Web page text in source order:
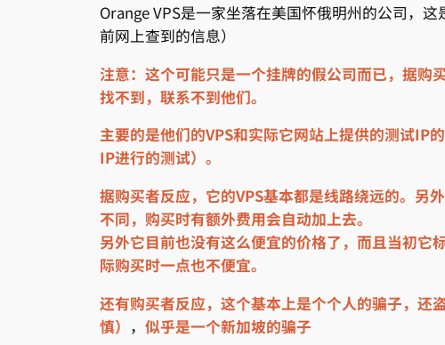
Orange VPS是一家坐落在美国怀俄明州的公司，
前网上查到的信息）
注意：这个可能只是一个挂牌的假公司而已，据购
找不到，联系不到他们。
主要的是他们的VPS和实际它网站上提供的测试IP
IP进行的测试）。
据购买者反应，它的VPS基本都是线路绕远的。另
不同，购买时有额外费用会自动加上去。
另外它目前也没有这么便宜的价格了，而且当初它
际购买时一点也不便宜。
还有购买者反应，这个基本上是个个人的骗子，还
慎） ， 似乎是一个新加坡的骗子